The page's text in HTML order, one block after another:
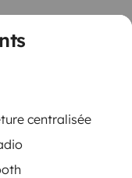
centralisée